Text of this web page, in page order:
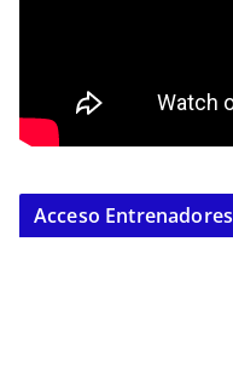
Acceso Entrenadores